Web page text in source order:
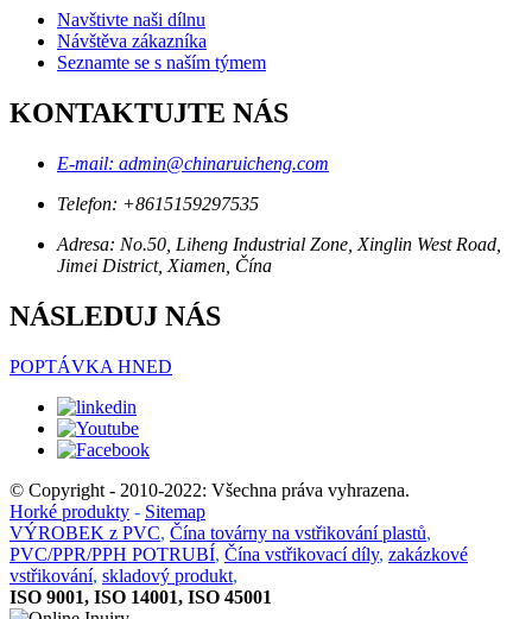
Navštivte naši dílnu
Návštěva zákazníka
Seznamte se s naším týmem
KONTAKTUJTE NÁS
E-mail: admin@chinaruicheng.com
Telefon: +8615159297535
Adresa: No.50, Liheng Industrial Zone, Xinglin West Road,
Jimei District, Xiamen, Čína
NÁSLEDUJ NÁS
POPTÁVKA HNED
© Copyright - 2010-2022: Všechna práva vyhrazena.
Horké produkty - Sitemap
VÝROBEK z PVC, Čína továrny na vstřikování plastů,
PVC/PPR/PPH POTRUBÍ, Čína vstřikovací díly, zakázkové
vstřikování, skladový produkt,
ISO 9001, ISO 14001, ISO 45001